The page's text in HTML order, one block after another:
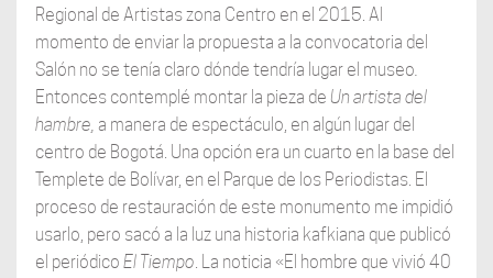
Regional de Artistas zona Centro en el 2015. Al
momento de enviar la propuesta a la convocatoria del
Salón no se tenía claro dónde tendría lugar el museo.
Entonces contemplé montar la pieza de Un artista del
hambre, a manera de espectáculo, en algún lugar del
centro de Bogotá. Una opción era un cuarto en la base del
Templete de Bolívar, en el Parque de los Periodistas. El
proceso de restauración de este monumento me impidió
usarlo, pero sacó a la luz una historia kafkiana que publicó
el periódico El Tiempo. La noticia «El hombre que vivió 40